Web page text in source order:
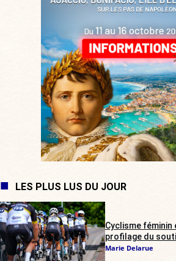
LES PLUS LUS DU JOUR
Cyclisme féminin
profilage du
Marie Delarue